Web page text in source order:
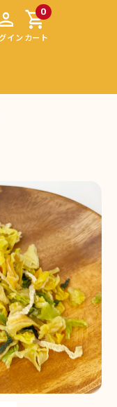
イン
0
shopping_cart
カート